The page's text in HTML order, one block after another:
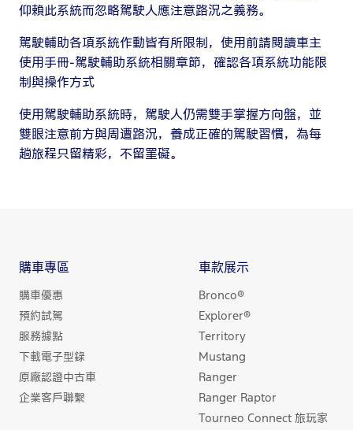
仰賴此系統而忽略駕駛人應注意路況之義務。
駕駛輔助各項系統作動皆有所限制，使用前請閱讀車主
使用手冊-駕駛輔助系統相關章節，確認各項系統功能限
制與操作方式
使用駕駛輔助系統時，駕駛人仍需雙手掌握方向盤，並
雙眼注意前方與周遭路況，養成正確的駕駛習慣，為每
趟旅程只留精彩，不留罣礙。
購車專區
購車優惠
預約試駕
服務據點
下載電子型錄
原廠認證中古車
企業客戶聯繫
車款展示
Bronco®
Explorer®
Territory
Mustang
Ranger
Ranger Raptor
Tourneo Connect 旅玩家